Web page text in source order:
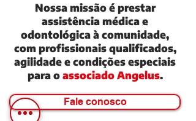
Nossa missão é prestar
assistência médica e
odontológica à comunidade,
com profissionais qualificados,
agilidade e condições especiais
para oassociado Angelus.
Fale conosco